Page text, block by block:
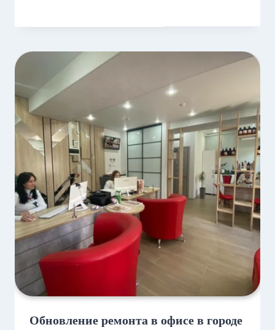
Обновление ремонта в офисе в городе